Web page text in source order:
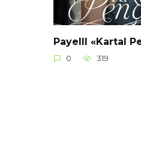
Payelll «Kartal
0 319